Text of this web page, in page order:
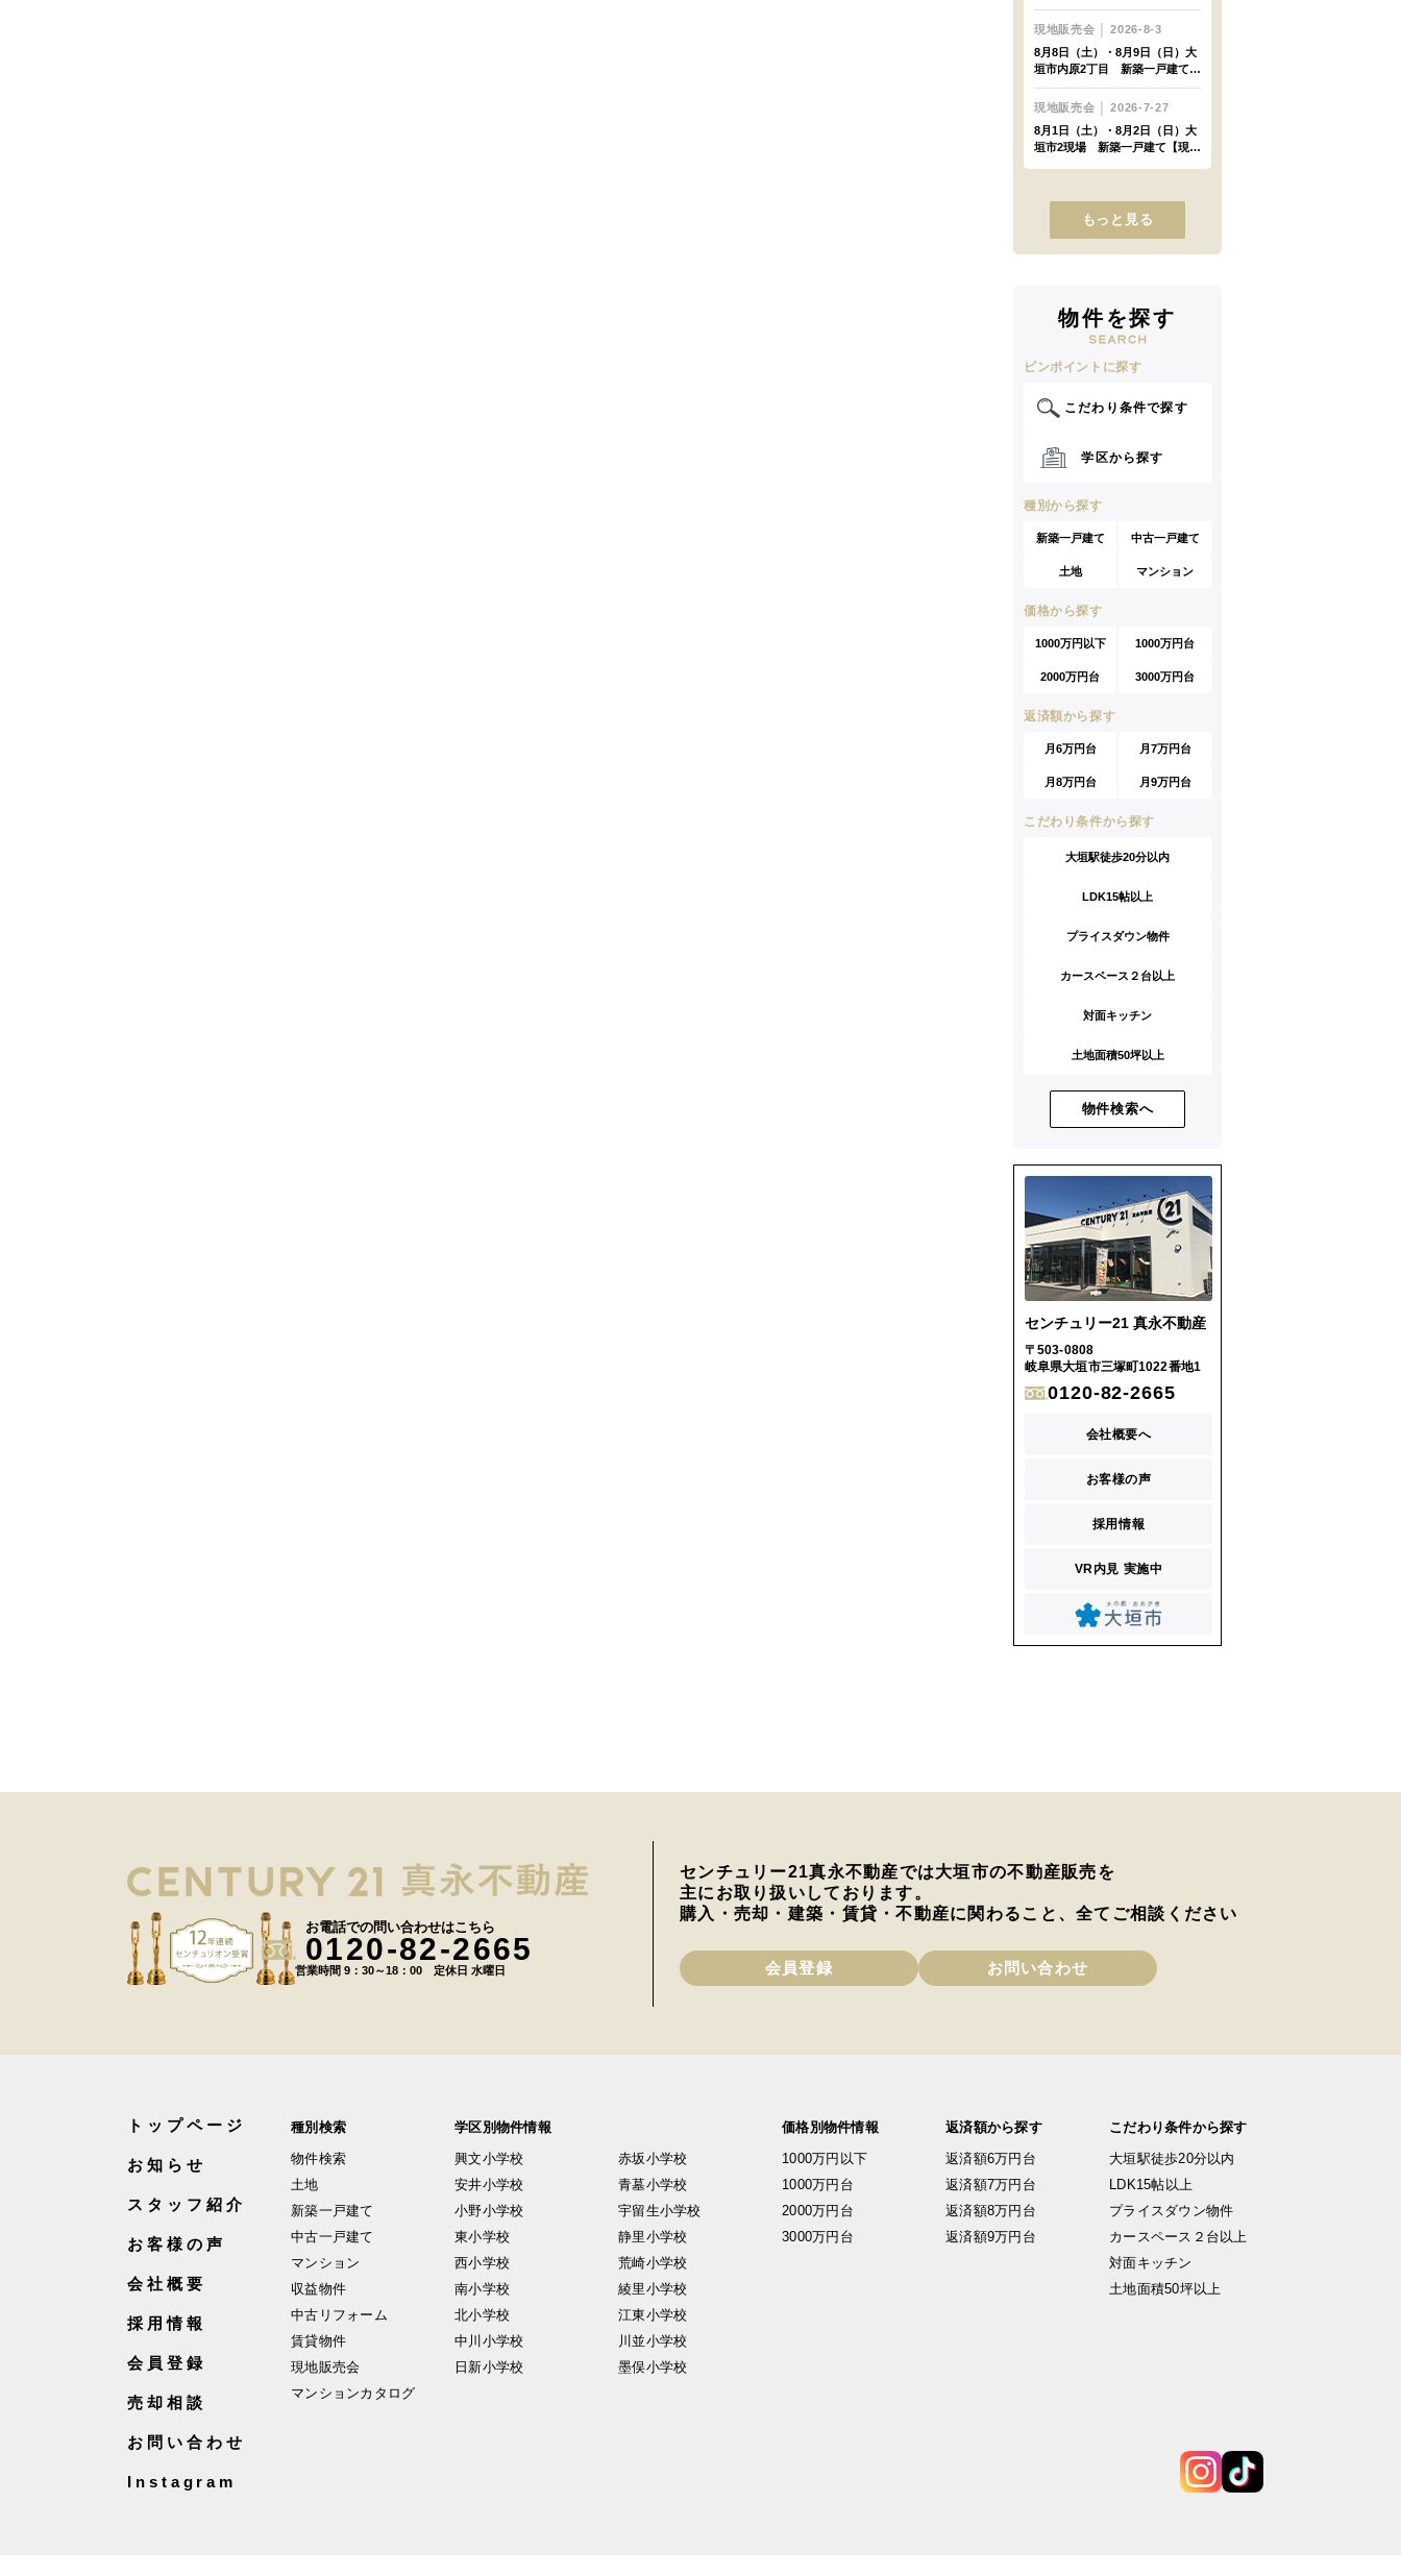
もっと見る
物件を探す
ピンポイントに探す
こだわり条件で探す
学区から探す
種別から探す
新築一戸建て 中古一戸建て
土地 マンション
価格から探す
1000万円以下 1000万円台
2000万円台 3000万円台
返済額から探す
月6万円台 月7万円台
月8万円台 月9万円台
こだわり条件から探す
大垣駅徒歩20分以内
LDK15帖以上
プライスダウン物件
カースペース２台以上
対面キッチン
土地面積50坪以上
物件検索へ
センチュリー21 真永不動産
〒503-0808
岐阜県大垣市三塚町1022番地1
0120-82-2665
会社概要へ
お客様の声
採用情報
VR内見 実施中
お電話での問い合わせはこちら
0120-82-2665
営業時間 9：30～18：00 定休日 水曜日
センチュリー21真永不動産では大垣市の不動産販売を
主にお取り扱いしております。
購入・売却・建築・賃貸・不動産に関わること、全てご相談ください
会員登録 お問い合わせ
トップページ
お知らせ
スタッフ紹介
お客様の声
会社概要
採用情報
会員登録
売却相談
お問い合わせ
Instagram
種別検索
物件検索
土地
新築一戸建て
中古一戸建て
マンション
収益物件
中古リフォーム
賃貸物件
現地販売会
マンションカタログ
学区別物件情報
興文小学校
安井小学校
小野小学校
東小学校
西小学校
南小学校
北小学校
中川小学校
日新小学校
赤坂小学校
青墓小学校
宇留生小学校
静里小学校
荒崎小学校
綾里小学校
江東小学校
川並小学校
墨俣小学校
価格別物件情報
1000万円以下
1000万円台
2000万円台
3000万円台
返済額から探す
返済額6万円台
返済額7万円台
返済額8万円台
返済額9万円台
こだわり条件から探す
大垣駅徒歩20分以内
LDK15帖以上
プライスダウン物件
カースペース２台以上
対面キッチン
土地面積50坪以上